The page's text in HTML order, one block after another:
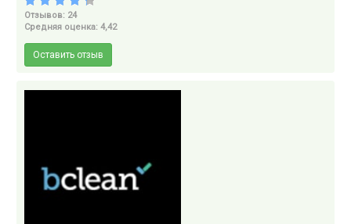
Отзывов: 24
Средняя оценка: 4,42
Оставить отзыв